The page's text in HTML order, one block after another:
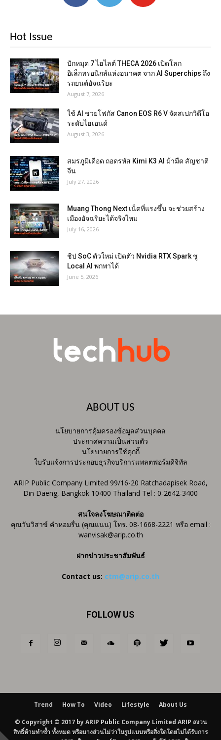
Hot Issue
ปักหมุด 7 ไฮไลต์ THECA 2026 เปิดโลก
อิเล็กทรอนิกส์แห่งอนาคต จาก AI Superchips ถึง
รถยนต์อัจฉริยะ
August 7, 2026
ใช้ AI ช่วยโฟกัส Canon EOS R6 V จัดสเปกวิดีโอ
ระดับไฮเอนด์
August 3, 2026
สมรภูมิเดือด ถอดรหัส Kimi K3 AI ม้ามืด สัญชาติ
จีน
July 27, 2026
Muang Thong Next เน็ตที่แรงขึ้น จะช่วยสร้าง
เมืองอัจฉริยะได้จริงไหม
July 16, 2026
ชิป SoC ตัวใหม่ เปิดตัว Nvidia RTX Spark ชู
Local AI พกพาได้
June 5, 2026
ABOUT US
นโยบายการคุ้มครองข้อมูลส่วนบุคคล
ประกาศความเป็นส่วนตัว
นโยบายการใช้คุกกี้
ใบรับแจ้งการประกอบธุรกิจบริการแพลตฟอร์มดิจิทัล
ARIP Public Company Limited 99/16-20 Ratchadapisek Road,
Din Daeng, Bangkok 10400 Thailand Tel : 0-2642-3400
สนใจลงโฆษณาติดต่อ
คุณวันวิสาข์ คำหอมรื่น (คุณแนน) โทร. 08-1668-2221 หรือ email :
wanvisak@arip.co.th
ฝากข่าวประชาสัมพันธ์
Contact us: ctm@arip.co.th
FOLLOW US
Trend How To Video Lifestyle About Us
© Copyright © 2017 by ARIP Public Company Limited ARIP สงวน
สิทธิ์ห้ามทำซ้ำ ทั้งหมด หรือบางส่วนไม่ว่าในรูปแบบหรือสิ่งใดโดยไม่ได้รับการ